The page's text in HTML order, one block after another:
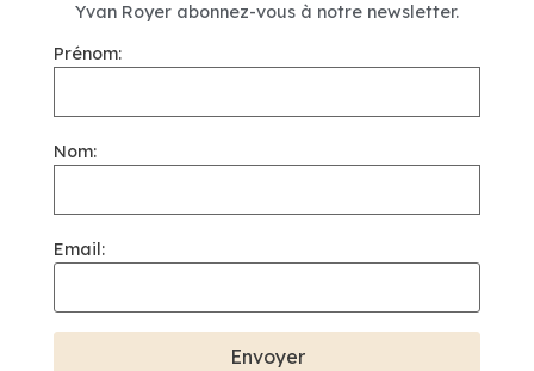
Yvan Royer abonnez-vous à notre newsletter.
Prénom:
Nom:
Email: